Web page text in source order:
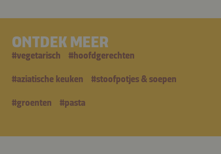
ONTDEK MEER
#vegetarisch #hoofdgerechten
#aziatische keuken #stoofpotjes & soepen
#groenten #pasta